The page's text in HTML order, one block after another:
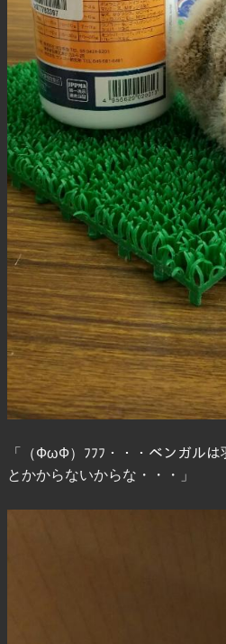
「（ФωФ）ﾌﾌﾌ・・・ベンガル
とかからないからな・・・」